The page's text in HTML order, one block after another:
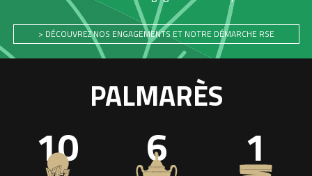
> DÉCOUVREZ NOS ENGAGEMENTS ET NOTRE DÉMARCHE RSE
PALMARÈS
10 6 1